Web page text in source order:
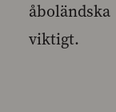
viktigt.